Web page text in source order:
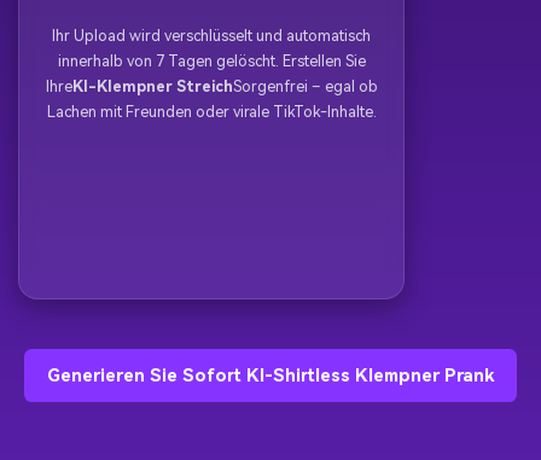
Ihr Upload wird verschlüsselt und automatisch
innerhalb von 7 Tagen gelöscht. Erstellen Sie
IhreKI-Klempner StreichSorgenfrei – egal ob
Lachen mit Freunden oder virale TikTok-Inhalte.
Generieren Sie Sofort KI-Shirtless Klempner Prank